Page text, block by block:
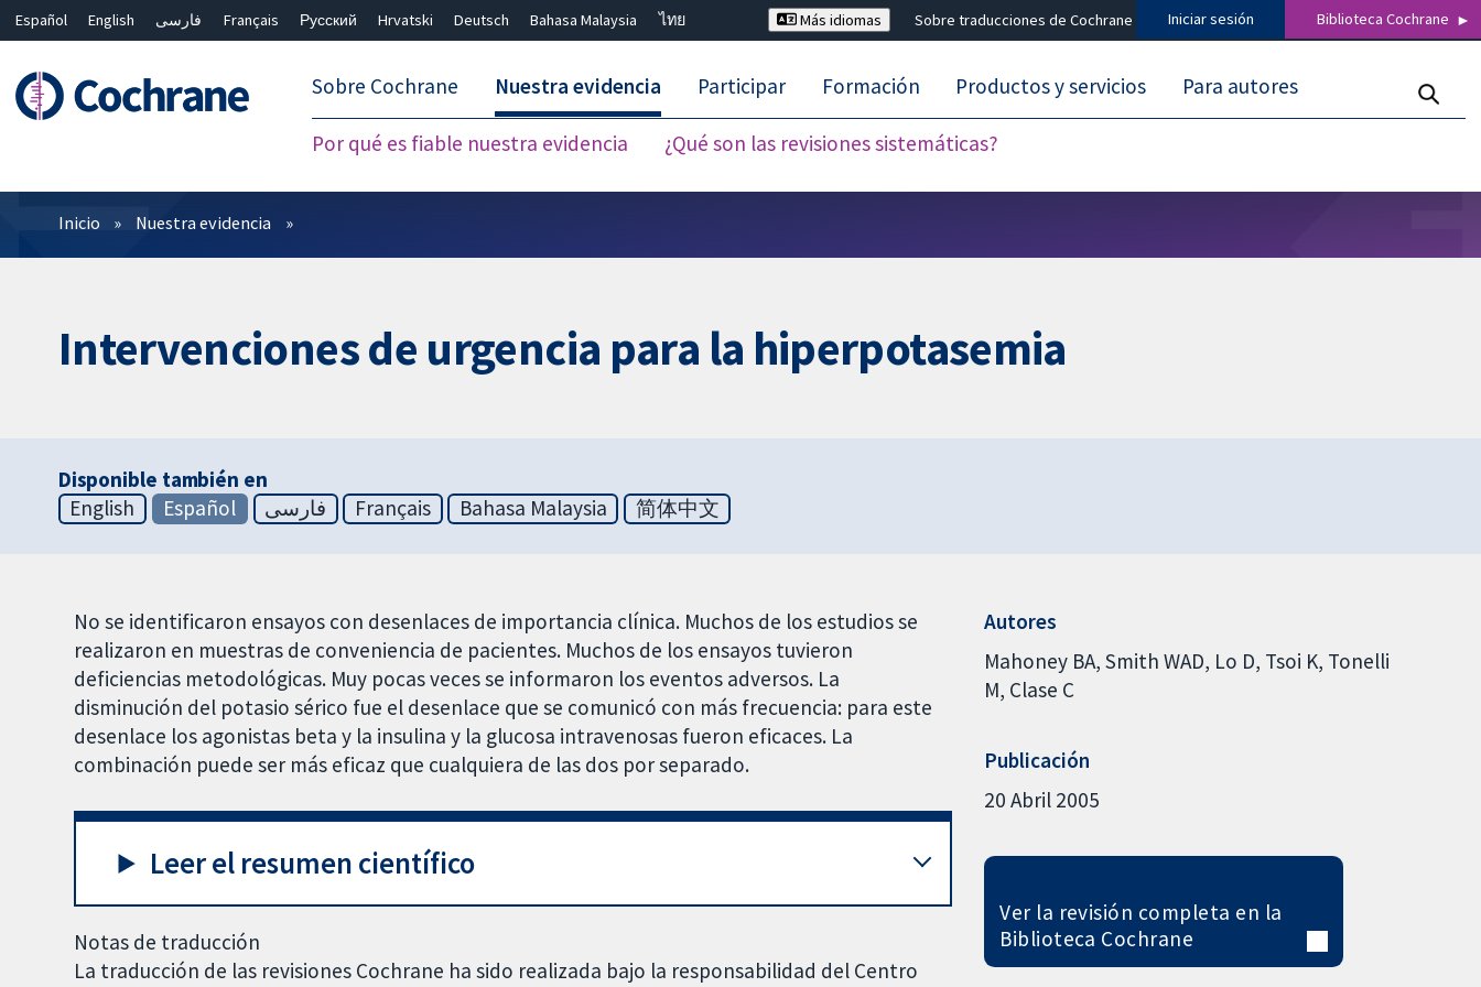
Español English فارسی Français Русский Hrvatski Deutsch Bahasa Malaysia
ไทย
Más idiomas Sobre traducciones de Cochrane Iniciar sesión Biblioteca Cochrane
Sobre Cochrane Nuestra evidencia
Por qué es fiable nuestra evidencia ¿Qué son las revisiones sistemáticas?
Participar Formación Productos y servicios Para autores
Filtros
Inicio Nuestra evidencia
Intervenciones de urgencia para la hiperpotasemia
Disponible también en
English
Español فارسی Français Bahasa Malaysia 简体中文
No se identificaron ensayos con desenlaces de importancia clínica. Muchos de los estudios se
realizaron en muestras de conveniencia de pacientes. Muchos de los ensayos tuvieron
deficiencias metodológicas. Muy pocas veces se informaron los eventos adversos. La
disminución del potasio sérico fue el desenlace que se comunicó con más frecuencia: para este
desenlace los agonistas beta y la insulina y la glucosa intravenosas fueron eficaces. La
combinación puede ser más eficaz que cualquiera de las dos por separado.
Leer el resumen científico
Notas de traducción
La traducción de las revisiones Cochrane ha sido realizada bajo la responsabilidad del Centro
Autores
Mahoney BA Smith WAD Lo D Tsoi K Tonelli
M Clase C
Publicación
20 Abril 2005
Ver la revisión completa en la
Biblioteca Cochrane